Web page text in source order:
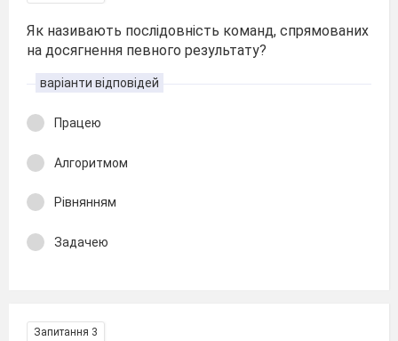
Як називають послідовність команд, спрямованих
на досягнення певного результату?
варіанти відповідей
Працею
Алгоритмом
Рівнянням
Задачею
Запитання 3